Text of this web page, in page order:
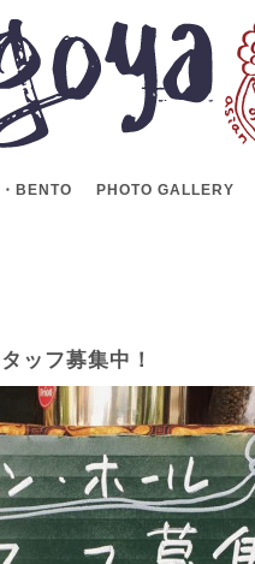
BENTO PHOTO GALLERY
ッフ募集中！